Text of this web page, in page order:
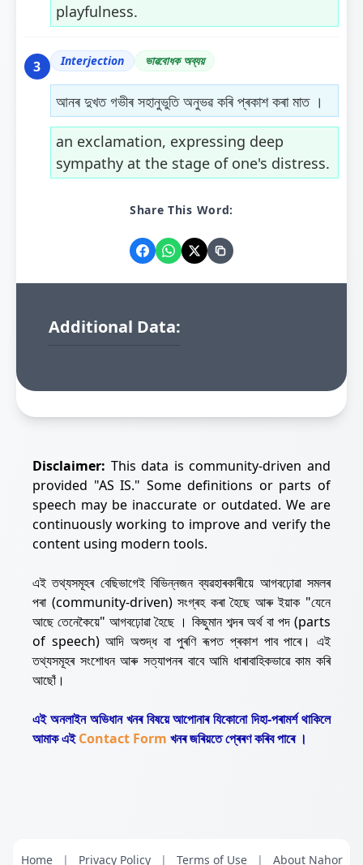
playfulness.
3 Interjection ভাৱবোধক অব্যয়
আনৰ দুখত গভীৰ সহানুভুতি অনুভৱ কৰি প্ৰকাশ কৰা মাত ।
an exclamation, expressing deep
sympathy at the stage of one's distress.
Share This Word:
Additional Data:
Disclaimer: This data is community-driven and
provided "AS IS." Some definitions or parts of
speech may be inaccurate or outdated. We are
continuously working to improve and verify the
content using modern tools.
এই তথ্যসমূহৰ বেছিভাগেই বিভিন্নজন ব্যৱহাৰকাৰীয়ে আগবঢ়োৱা সমলৰ
পৰা (community-driven) সংগ্ৰহ কৰা হৈছে আৰু ইয়াক "যেনে
আছে তেনেকৈয়ে" আগবঢ়োৱা হৈছে । কিছুমান শব্দৰ অৰ্থ বা পদ (parts
of speech) আদি অশুদ্ধ বা পুৰণি ৰূপত প্ৰকাশ পাব পাৰে। এই
তথ্যসমূহৰ সংশোধন আৰু সত্যাপনৰ বাবে আমি ধাৰাবাহিকভাৱে কাম কৰি
আছোঁ।
এই অনলাইন অভিধান খনৰ বিষয়ে আপোনাৰ যিকোনো দিহা-পৰামৰ্শ থাকিলে
আমাক এইContact Form খনৰ জৰিয়তে প্ৰেৰণ কৰিব পাৰে ।
Home | Privacy Policy | Terms of Use | About Nahor